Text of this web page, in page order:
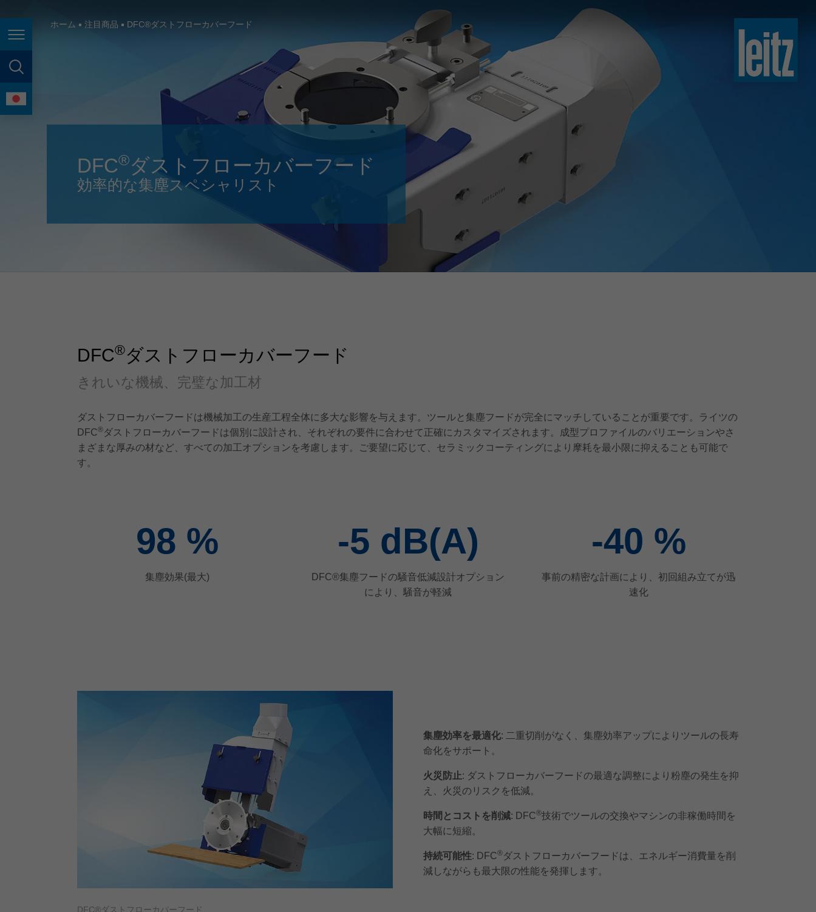
page search
language
France
english
italiano
India english
Japan (日本) 日本語
Magyarország magyar
Malaysia
México
Suomi english
Taiwan
Türkiye
USA english
Việt Nam tiếng việt
中国
ประเทศไทย ไทย
Україна yкраїнська
ホーム 注目商品 DFC®ダストフローカバーフード
DFC®ダストフローカバーフード
効率的な集塵スペシャリスト
DFC®ダストフローカバーフード
きれいな機械、完璧な加工材
ダストフローカバーフードは機械加工の生産工程全体に多大な影響を与えます。ツールと集塵フードが完全にマッチしていることが重要です。ライツの
DFC®ダストフローカバーフードは個別に設計され、それぞれの要件に合わせて正確にカスタマイズされます。成型プロファイルのバリエーションやさ
まざまな厚みの材など、すべての加工オプションを考慮します。ご要望に応じて、セラミックコーティングにより摩耗を最小限に抑えることも可能で
す。
98 %
集塵効果(最大)
-5 dB(A)
DFC®集塵フードの騒音低減設計オプション
により、騒音が軽減
-40 %
事前の精密な計画により、初回組み立てが迅
速化
DFC®ダストフローカバーフード
集塵効率を最適化: 二重切削がなく、集塵効率アップによりツールの長寿
命化をサポート。
火災防止: ダストフローカバーフードの最適な調整により粉塵の発生を抑
え、火災のリスクを低減。
時間とコストを削減: DFC®技術でツールの交換やマシンの非稼働時間を
大幅に短縮。
持続可能性: DFC®ダストフローカバーフードは、エネルギー消費量を削
減しながらも最大限の性能を発揮します。